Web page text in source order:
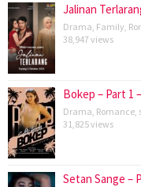
Jalinan
Drama Family
38,947 views
Bokep – Part 1
Drama Romance
31,825 views
Setan Sange –